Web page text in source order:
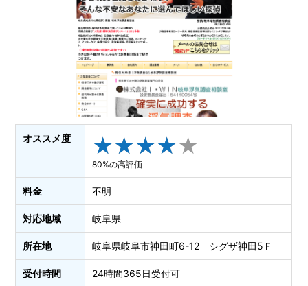
オススメ度 ★★★★★
★★★★★
80%の高評価
料金 不明
対応地域 岐阜県
所在地 岐阜県岐阜市神田町6-12 シグザ神田5Ｆ
受付時間 24時間365日受付可